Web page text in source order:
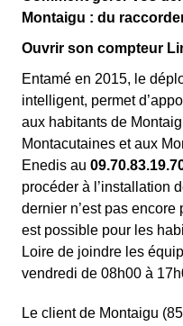
Montaigu : du
Ouvrir son compteur
Entamé en 2015, le
intelligent, permet
aux habitants de
Montacutaines et aux
Enedis au
procéder à l’installation
dernier n’est pas encore
est possible pour les
Loire de joindre les
vendredi de 08h00 à
Le client de Montaigu